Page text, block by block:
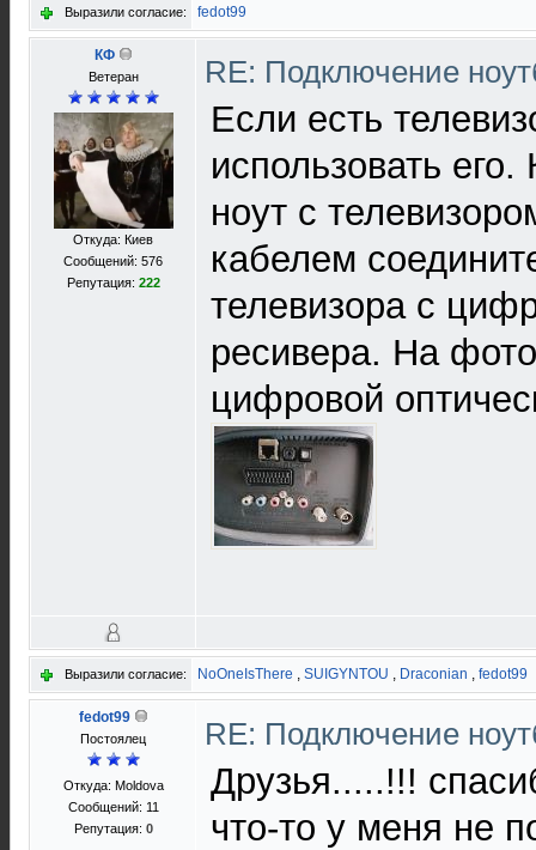
Выразили согласие: fedot99
КФ
Ветеран
Откуда: Киев
Сообщений: 576
Репутация: 222
RE: Подключение
Если есть
использовать
ноут с
кабелем
телевизора с
ресивера. На
цифровой
Выразили согласие: NoOneIsThere , SUIGYNTOU , Draconian , fedot99
fedot99
Постоялец
Откуда: Moldova
Сообщений: 11
Репутация: 0
RE: Подключение
Друзья.....!!!
что-то у меня не